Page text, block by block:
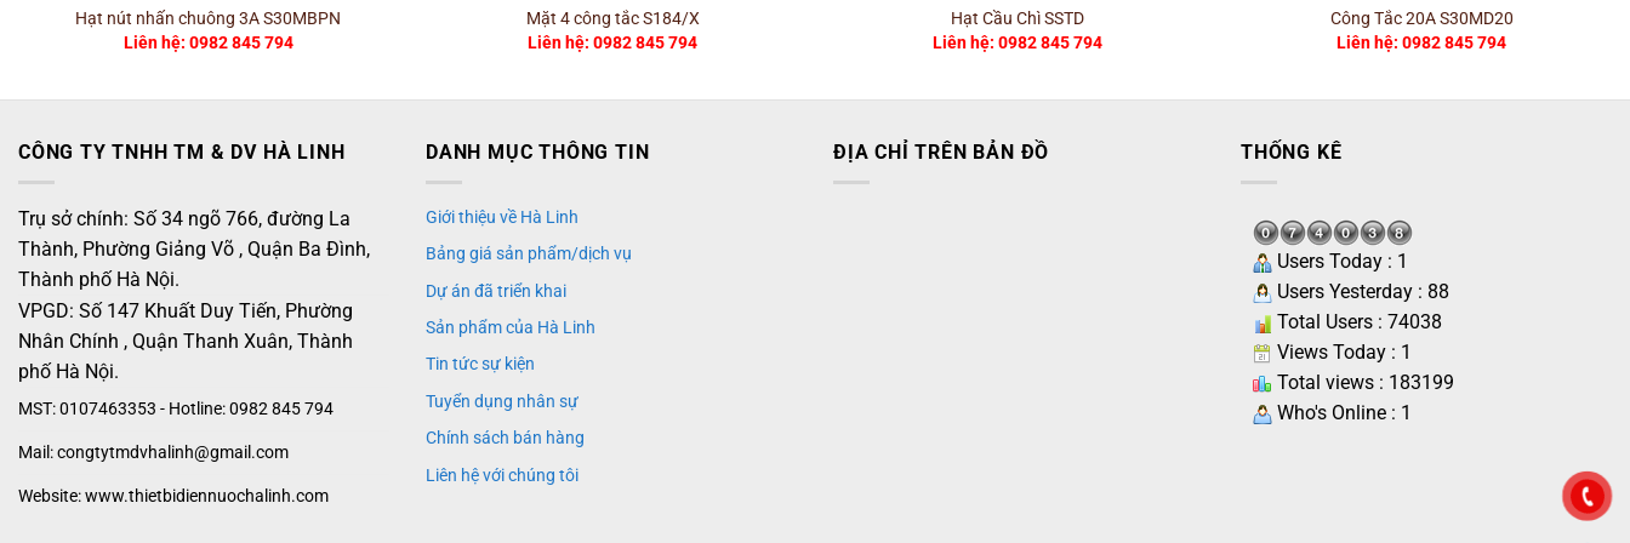
Hạt nút nhấn chuông 3A S30MBPN
Liên hệ: 0982 845 794
Mặt 4 công tắc S184/X
Liên hệ: 0982 845 794
Hạt Cầu Chì SSTD
Liên hệ: 0982 845 794
Công Tắc 20A S30MD20
Liên hệ: 0982 845 794
CÔNG TY TNHH TM & DV HÀ LINH
Trụ sở chính: Số 34 ngõ 766, đường La
Thành, Phường Giảng Võ , Quận Ba Đình,
Thành phố Hà Nội.
VPGD: Số 147 Khuất Duy Tiến, Phường
Nhân Chính , Quận Thanh Xuân, Thành
phố Hà Nội.
MST: 0107463353 - Hotline: 0982 845 794
Mail: congtytmdvhalinh@gmail.com
Website: www.thietbidiennuochalinh.com
DANH MỤC THÔNG TIN
Giới thiệu về Hà Linh
Bảng giá sản phẩm/dịch vụ
Dự án đã triển khai
Sản phẩm của Hà Linh
Tin tức sự kiện
Tuyển dụng nhân sự
Chính sách bán hàng
Liên hệ với chúng tôi
ĐỊA CHỈ TRÊN BẢN ĐỒ THỐNG KÊ
Users Today : 1
Users Yesterday : 88
Total Users : 74038
Views Today : 1
Total views : 183199
Who's Online : 1